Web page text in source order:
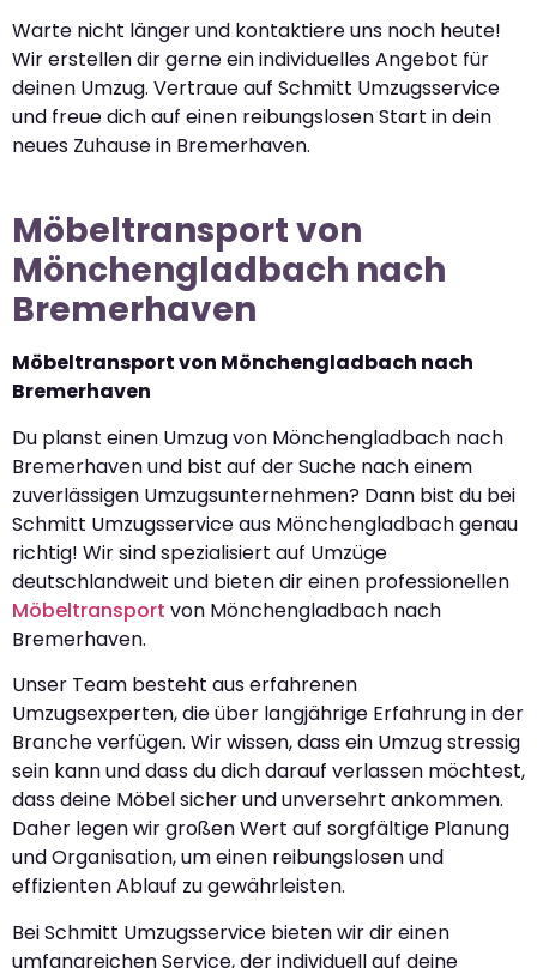
Warte nicht länger und kontaktiere uns noch heute!
Wir erstellen dir gerne ein individuelles Angebot für
deinen Umzug. Vertraue auf Schmitt Umzugsservice
und freue dich auf einen reibungslosen Start in dein
neues Zuhause in Bremerhaven.
Möbeltransport von
Mönchengladbach nach
Bremerhaven
Möbeltransport von Mönchengladbach nach
Bremerhaven
Du planst einen Umzug von Mönchengladbach nach
Bremerhaven und bist auf der Suche nach einem
zuverlässigen Umzugsunternehmen? Dann bist du bei
Schmitt Umzugsservice aus Mönchengladbach genau
richtig! Wir sind spezialisiert auf Umzüge
deutschlandweit und bieten dir einen professionellen
Möbeltransport von Mönchengladbach nach
Bremerhaven.
Unser Team besteht aus erfahrenen
Umzugsexperten, die über langjährige Erfahrung in der
Branche verfügen. Wir wissen, dass ein Umzug stressig
sein kann und dass du dich darauf verlassen möchtest,
dass deine Möbel sicher und unversehrt ankommen.
Daher legen wir großen Wert auf sorgfältige Planung
und Organisation, um einen reibungslosen und
effizienten Ablauf zu gewährleisten.
Bei Schmitt Umzugsservice bieten wir dir einen
umfangreichen Service, der individuell auf deine